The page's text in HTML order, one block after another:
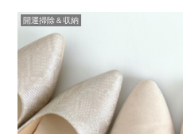
開運掃除＆収納